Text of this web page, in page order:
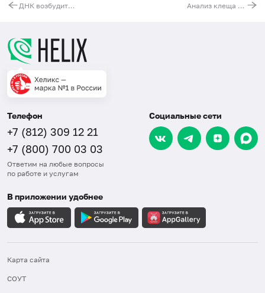
ДНК возбудителей гельминтозов (Ascaris lumbricoides, Enterobius vermicularis, Opisthorchis felineus, Taenia solium, Diphyllobothrium latum), реал-тайм ПЦР Анализ клеща на боррелиоз (болезнь Лайма)
Телефон
+7 (812) 309 12 21
+7 (800) 700 03 03
Ответим на любые вопросы
по работе и услугам
Социальные сети
В приложении удобнее
Карта сайта
СОУТ